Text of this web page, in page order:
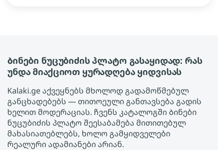
Ბინები ნუცუბიძის პლატო გასაყიდად: რას
უნდა მიაქციოთ ყურადღება ყიდვისას
Kalaki.ge აქვეყნებს მხოლოდ გადამოწმებულ
განცხადებებს — თითოეული განთავსება გადის
ხელით მოდერაციას. ჩვენს კატალოგში Ბინები
ნუცუბიძის პლატო შეესაბამება მითითებულ
მახასიათებლებს, ხოლო გამყიდველები
რეალური ადამიანები არიან.